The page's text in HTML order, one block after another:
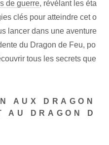
de guerre, révélant les éta
clés pour atteindre cet o
lancer dans une aventure
du Dragon de Feu, po
tous les secrets que
AUX DRAGON
AU DRAGON D